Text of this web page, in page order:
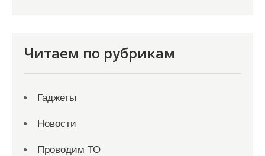
Читаем по рубрикам
Гаджеты
Новости
Проводим ТО